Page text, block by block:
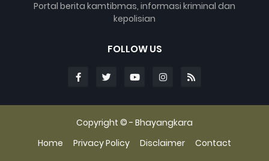
Portal berita kamtibmas, informasi kriminal dan
kepolisian
FOLLOW US
Copyright © - Bhayangkara
Home
Privacy Policy Disclaimer Contact